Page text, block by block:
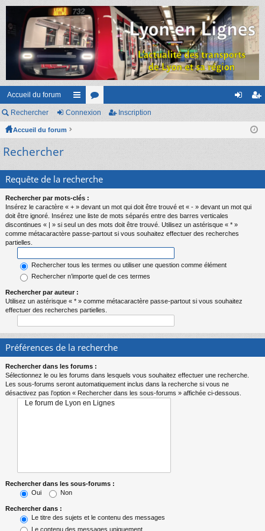
Accueil du forum
ac
s
or
cri
Rechercher Connexion Inscription
Accueil du forum
Rechercher
Requête de la recherche
Rechercher par mots-clés :
Insérez le caractère « + » devant un mot qui doit être trouvé et « - » devant un mot qui
doit être ignoré. Insérez une liste de mots séparés entre des barres verticales
discontinues « | » si seul un des mots doit être trouvé. Utilisez un astérisque « * »
comme métacaractère passe-partout si vous souhaitez effectuer des recherches
partielles.
Rechercher tous les termes ou utiliser une question comme élément
Rechercher n’importe quel de ces termes
Rechercher par auteur :
Utilisez un astérisque « * » comme métacaractère passe-partout si vous souhaitez
effectuer des recherches partielles.
Préférences de la recherche
Rechercher dans les forums :
Sélectionnez le ou les forums dans lesquels vous souhaitez effectuer une recherche.
Les sous-forums seront automatiquement inclus dans la recherche si vous ne
désactivez pas l’option « Rechercher dans les sous-forums » affichée ci-dessous.
Rechercher dans les sous-forums :
Oui
Non
Rechercher dans :
Le titre des sujets et le contenu des messages
Le contenu des messages uniquement